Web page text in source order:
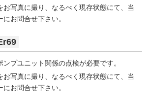
お写真に撮り、なるべく現存状態にて、当
お問合せ下さい。
ンプユニット関係の点検が必要です。
お写真に撮り、なるべく現存状態にて、当
お問合せ下さい。